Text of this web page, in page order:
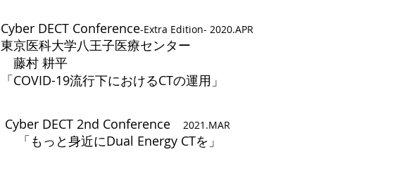
Cyber DECT Conference-Extra Edition- 2020.APR
東京医科大学八王子医療センター
藤村 耕平
​「COVID-19流行下におけるCTの運用」
Cyber DECT 2nd Conference 2021.MAR
「もっと身近にDual Energy CTを」